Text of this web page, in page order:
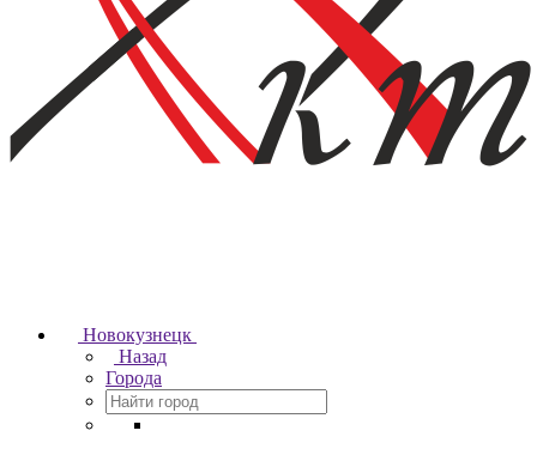
Новокузнецк
Назад
Города